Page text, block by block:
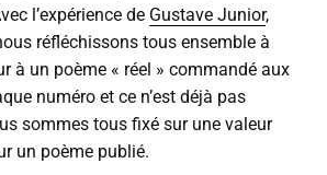
l’expérience de Gustave Junior,
réfléchissons tous ensemble à
à un poème « réel » commandé aux
numéro et ce n’est déjà pas
sommes tous fixé sur une valeur
un poème publié.